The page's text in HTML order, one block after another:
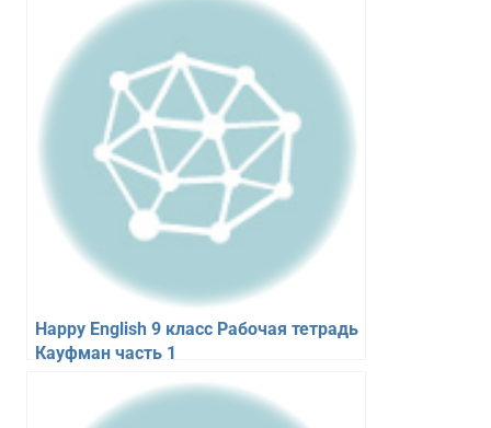
Happy English 9 класс Рабочая тетрадь
Кауфман часть 1